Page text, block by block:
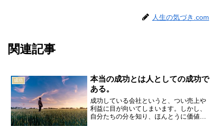
人生の気づき.com
関連記事
成功
本当の成功とは人としての成功で
ある。
成功している会社というと、つい売上や
利益に目が向いてしまいます。しかし、
自分たちの分を知り、ほんとうに価値あ